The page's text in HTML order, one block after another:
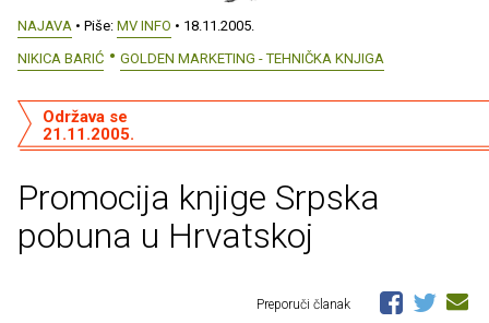
NAJAVA • Piše: MV INFO • 18.11.2005.
NIKICA BARIĆ
GOLDEN MARKETING - TEHNIČKA KNJIGA
Promocija knjige Srpska
pobuna u Hrvatskoj
Održava se
21.11.2005.
Preporuči članak